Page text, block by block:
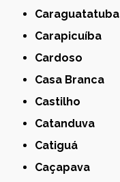
Caraguatatuba
Carapicuíba
Cardoso
Casa Branca
Castilho
Catanduva
Catiguá
Caçapava